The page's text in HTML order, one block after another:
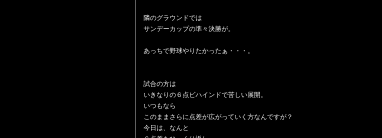
隣のグラウンドでは
サンデーカップの準々決勝が。
あっちで野球やりたかったぁ・・・。
試合の方は
いきなりの６点ビハインドで苦しい展開。
いつもなら
このままさらに点差が広がっていく方なんですが？
今日は、なんと